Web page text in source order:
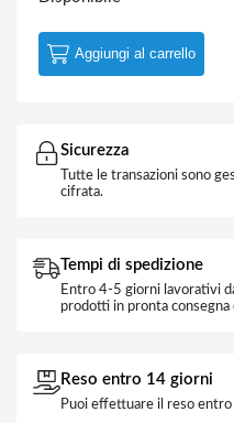
Aggiungi al carrello
Sicurezza
Tutte le transazioni sono
cifrata.
Tempi di spedizione
Entro 4-5 giorni lavorativi
prodotti in pronta
Reso entro 14 giorni
Puoi effettuare il reso